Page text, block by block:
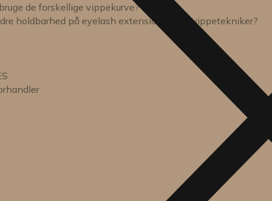
de forskellige vippekurve?
holdbarhed på eyelash extensions, som vippetekniker?